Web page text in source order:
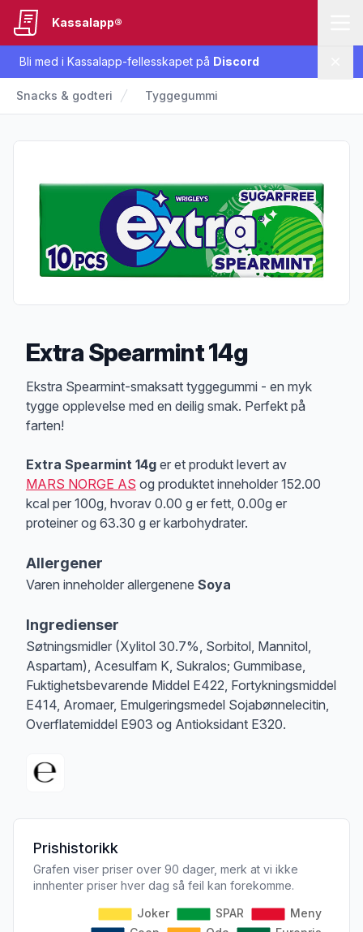
Bli med i Kassalapp-fellesskapet på Discord
Kassalapp®
Snacks & godteri Tyggegummi
Extra Spearmint 14g
Produktbeskrivelse
Ekstra Spearmint-smaksatt tyggegummi - en myk
tygge opplevelse med en deilig smak. Perfekt på
farten!
Extra Spearmint 14g er et produkt levert av
MARS NORGE AS og produktet inneholder 152.00
kcal per 100g, hvorav 0.00 g er fett, 0.00g er
proteiner og 63.30 g er karbohydrater.
Allergener
Varen inneholder allergenene Soya
Ingredienser
Søtningsmidler (Xylitol 30.7%, Sorbitol, Mannitol,
Aspartam), Acesulfam K, Sukralos; Gummibase,
Fuktighetsbevarende Middel E422, Fortykningsmiddel
E414, Aromaer, Emulgeringsmedel Sojabønnelecitin,
Overflatemiddel E903 og Antioksidant E320.
Prishistorikk
Grafen viser priser over 90 dager, merk at vi ikke
innhenter priser hver dag så feil kan forekomme.